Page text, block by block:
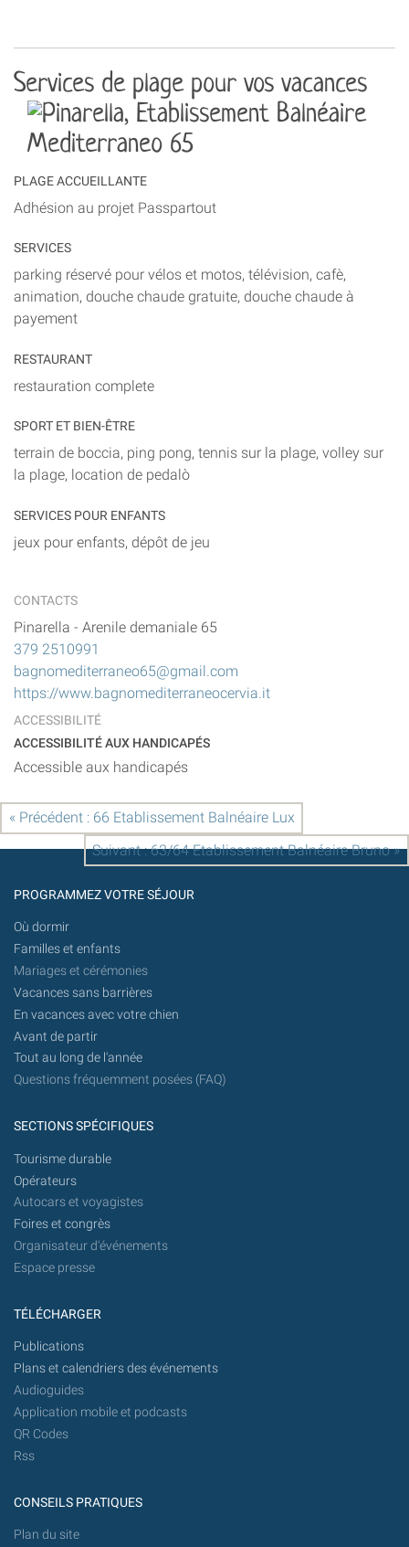
Services de plage pour vos vacances
PLAGE ACCUEILLANTE
Adhésion au projet Passpartout
SERVICES
parking réservé pour vélos et motos, télévision, cafè,
animation, douche chaude gratuite, douche chaude à
payement
RESTAURANT
restauration complete
SPORT ET BIEN-ÊTRE
terrain de boccia, ping pong, tennis sur la plage, volley sur
la plage, location de pedalò
SERVICES POUR ENFANTS
jeux pour enfants, dépôt de jeu
CONTACTS
Pinarella - Arenile demaniale 65
379 2510991
bagnomediterraneo65@gmail.com
https://www.bagnomediterraneocervia.it
ACCESSIBILITÉ
ACCESSIBILITÉ AUX HANDICAPÉS
Accessible aux handicapés
« Précédent : 66 Etablissement Balnéaire Lux
Suivant : 63/64 Etablissement Balnéaire Bruno »
PROGRAMMEZ VOTRE SÉJOUR
Où dormir
Familles et enfants
Mariages et cérémonies
Vacances sans barrières
En vacances avec votre chien
Avant de partir
Tout au long de l'année
Questions fréquemment posées (FAQ)
SECTIONS SPÉCIFIQUES
Tourisme durable
Opérateurs
Autocars et voyagistes
Foires et congrès
Organisateur d'événements
Espace presse
TÉLÉCHARGER
Publications
Plans et calendriers des événements
Audioguides
Application mobile et podcasts
QR Codes
Rss
CONSEILS PRATIQUES
Plan du site